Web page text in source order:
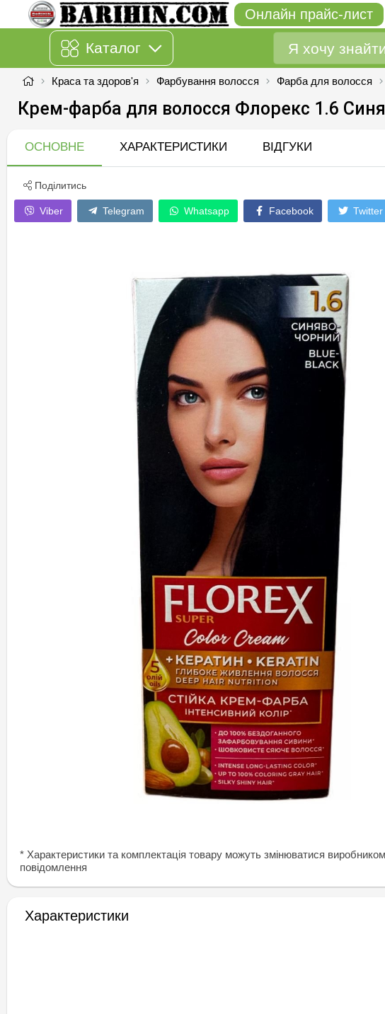
Онлайн прайс-лист
Каталог
Краса та здоров'я Фарбування волосся Фарба для волосся
Крем-фарба для волосся Флорекс 1.6
ОСНОВНЕ ХАРАКТЕРИСТИКИ ВІДГУКИ
Поділитись
Viber Telegram Whatsapp Facebook Twitter
* Характеристики та комплектація товару можуть змінюватися
повідомлення
Характеристики